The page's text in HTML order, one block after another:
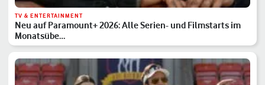
TV & ENTERTAINMENT
Neu auf Paramount+ 2026: Alle Serien- und Filmstarts im
Monatsübe…